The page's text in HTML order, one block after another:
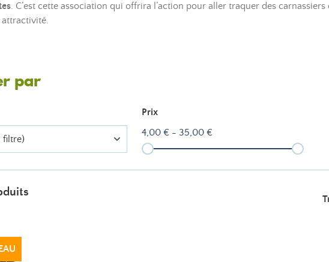
. C’est cette association qui offrira l’action pour aller traquer des
par
filtre)
Prix
4,00 € - 35,00 €